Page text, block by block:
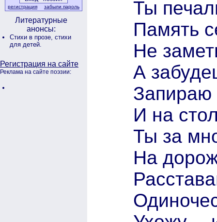
регистрация забыли пароль
Литературные
анонсы:
Стихи в прозе, стихи
для детей.
Регистрация на сайте
Реклама на сайте поэзии:
Ты
Память
Не
А
Запираю
И на
Ты за
На